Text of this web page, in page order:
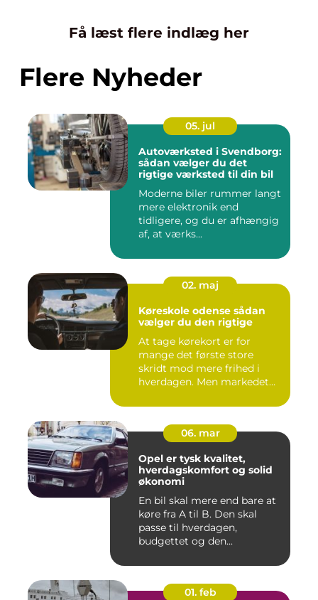
Få læst flere indlæg her
Flere Nyheder
05. jul
Autoværksted i Svendborg:
sådan vælger du det
rigtige værksted til din bil
Moderne biler rummer langt
mere elektronik end
tidligere, og du er afhængig
af, at værks...
02. maj
Køreskole odense sådan
vælger du den rigtige
At tage kørekort er for
mange det første store
skridt mod mere frihed i
hverdagen. Men markedet
06. mar
Opel er tysk kvalitet,
hverdagskomfort og solid
økonomi
En bil skal mere end bare at
køre fra A til B. Den skal
passe til hverdagen,
budgettet og den...
01. feb